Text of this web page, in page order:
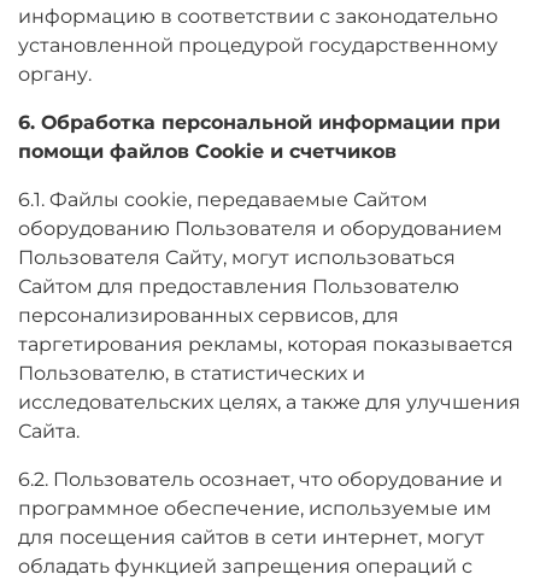
информацию в соответствии с законодательно
установленной процедурой государственному
органу.
6. Обработка персональной информации при
помощи файлов Cookie и счетчиков
6.1. Файлы cookie, передаваемые Сайтом
оборудованию Пользователя и оборудованием
Пользователя Сайту, могут использоваться
Сайтом для предоставления Пользователю
персонализированных сервисов, для
таргетирования рекламы, которая показывается
Пользователю, в статистических и
исследовательских целях, а также для улучшения
Сайта.
6.2. Пользователь осознает, что оборудование и
программное обеспечение, используемые им
для посещения сайтов в сети интернет, могут
обладать функцией запрещения операций с